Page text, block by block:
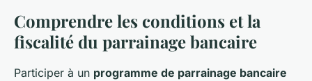
Comprendre les conditions et la
fiscalité du parrainage bancaire
Participer à un programme de parrainage bancaire